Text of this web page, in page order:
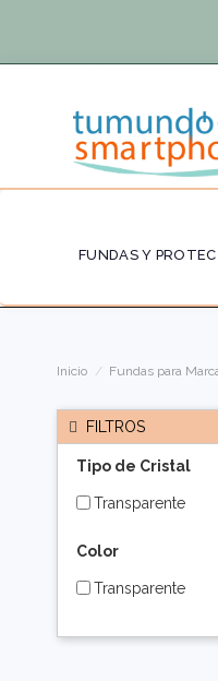
FUNDAS Y
Inicio Fundas para
FILTROS
Tipo de Cristal
Transparente
Color
Transparente